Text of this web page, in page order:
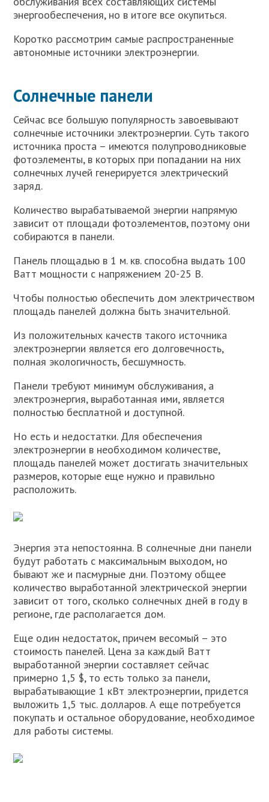
энергообеспечения, но в итоге все окупиться.
Коротко рассмотрим самые распространенные
автономные источники электроэнергии.
Солнечные панели
Сейчас все большую популярность завоевывают
солнечные источники электроэнергии. Суть такого
источника проста – имеются полупроводниковые
фотоэлементы, в которых при попадании на них
солнечных лучей генерируется электрический
заряд.
Количество вырабатываемой энергии напрямую
зависит от площади фотоэлементов, поэтому они
собираются в панели.
Панель площадью в 1 м. кв. способна выдать 100
Ватт мощности с напряжением 20-25 В.
Чтобы полностью обеспечить дом электричеством
площадь панелей должна быть значительной.
Из положительных качеств такого источника
электроэнергии является его долговечность,
полная экологичность, бесшумность.
Панели требуют минимум обслуживания, а
электроэнергия, выработанная ими, является
полностью бесплатной и доступной.
Но есть и недостатки. Для обеспечения
электроэнергии в необходимом количестве,
площадь панелей может достигать значительных
размеров, которые еще нужно и правильно
расположить.
Энергия эта непостоянна. В солнечные дни панели
будут работать с максимальным выходом, но
бывают же и пасмурные дни. Поэтому общее
количество выработанной электрической энергии
зависит от того, сколько солнечных дней в году в
регионе, где располагается дом.
Еще один недостаток, причем весомый – это
стоимость панелей. Цена за каждый Ватт
выработанной энергии составляет сейчас
примерно 1,5 $, то есть только за панели,
вырабатывающие 1 кВт электроэнергии, придется
выложить 1,5 тыс. долларов. А еще потребуется
покупать и остальное оборудование, необходимое
для работы системы.